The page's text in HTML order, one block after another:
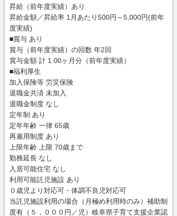
昇給（前年度実績）あり
昇給金額／昇給率 1月あたり500円～5,000円(前年
度実績)
■賞与 あり
賞与（前年度実績）の回数 年2回
賞与金額 計 1.00ヶ月分（前年度実績）
■福利厚生
加入保険等 労災保険
退職金共済 未加入
退職金制度 なし
定年制 あり
定年年齢 一律 65歳
再雇用制度 あり
上限年齢 上限 70歳まで
勤務延長 なし
入居可能住宅 なし
利用可能託児施設 あり
０歳児より対応可・体調不良児対応可
当託児施設利用の場合（月極め利用時のみ）補助制
度有（５，０００円／児）岐阜県子育て支援企業認